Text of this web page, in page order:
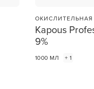
Kapous
9%
1000 МЛ + 1